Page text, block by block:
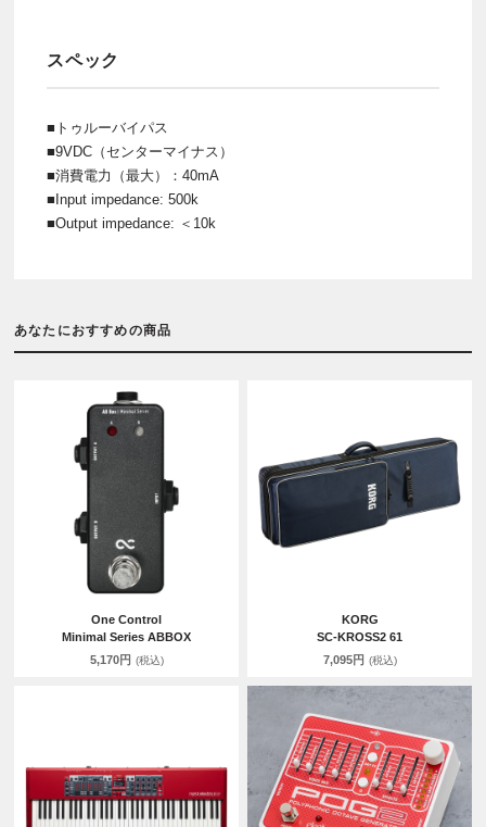
スペック
■トゥルーバイパス
■9VDC（センターマイナス）
■消費電力（最大）：40mA
■Input impedance: 500k
■Output impedance: ＜10k
あなたにおすすめの商品
One Control
Minimal Series ABBOX
5,170円 (税込)
KORG
SC-KROSS2 61
7,095円 (税込)